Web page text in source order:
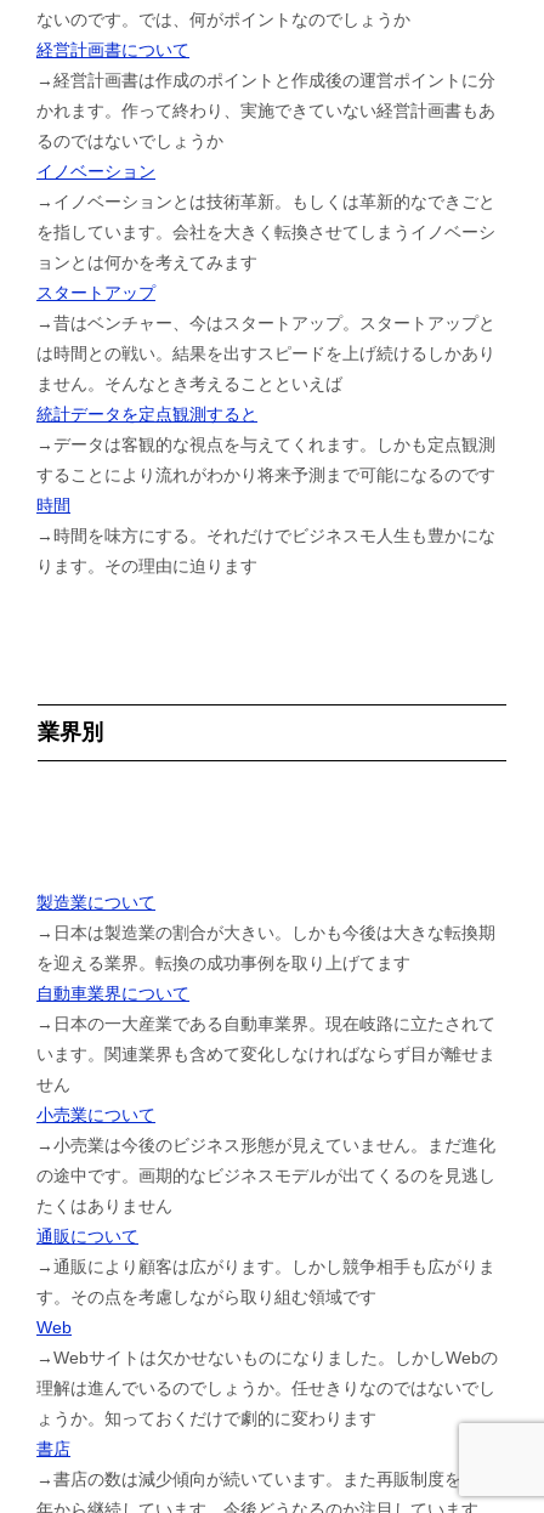
ないのです。では、何がポイントなのでしょうか
経営計画書について
→経営計画書は作成のポイントと作成後の運営ポイントに分
かれます。作って終わり、実施できていない経営計画書もあ
るのではないでしょうか
イノベーション
→イノベーションとは技術革新。もしくは革新的なできごと
を指しています。会社を大きく転換させてしまうイノベーシ
ョンとは何かを考えてみます
スタートアップ
→昔はベンチャー、今はスタートアップ。スタートアップと
は時間との戦い。結果を出すスピードを上げ続けるしかあり
ません。そんなとき考えることといえば
統計データを定点観測すると
→データは客観的な視点を与えてくれます。しかも定点観測
することにより流れがわかり将来予測まで可能になるのです
時間
→時間を味方にする。それだけでビジネスモ人生も豊かにな
ります。その理由に迫ります
業界別
製造業について
→日本は製造業の割合が大きい。しかも今後は大きな転換期
を迎える業界。転換の成功事例を取り上げてます
自動車業界について
→日本の一大産業である自動車業界。現在岐路に立たされて
います。関連業界も含めて変化しなければならず目が離せま
せん
小売業について
→小売業は今後のビジネス形態が見えていません。まだ進化
の途中です。画期的なビジネスモデルが出てくるのを見逃し
たくはありません
通販について
→通販により顧客は広がります。しかし競争相手も広がりま
す。その点を考慮しながら取り組む領域です
Web
→Webサイトは欠かせないものになりました。しかしWebの
理解は進んでいるのでしょうか。任せきりなのではないでし
ょうか。知っておくだけで劇的に変わります
書店
→書店の数は減少傾向が続いています。また再販制度を1953
年から継続しています。今後どうなるのか注目しています